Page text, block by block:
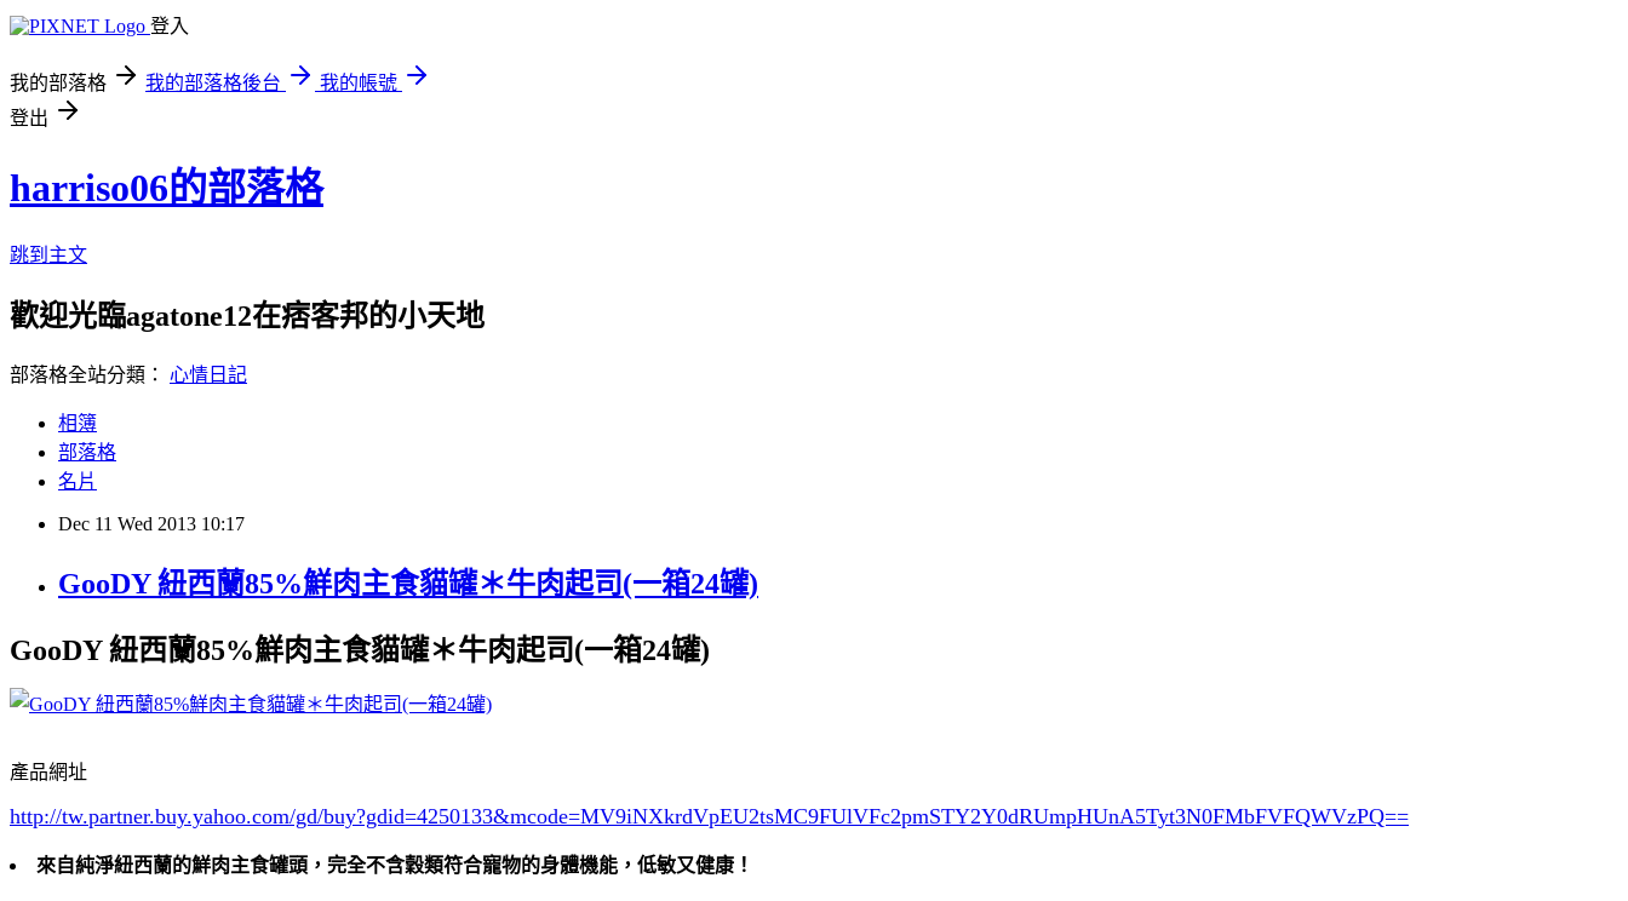
登入
我的部落格 我的部落格後台
我的帳號
登出
harriso06的部落格
跳到主文
歡迎光臨agatone12在痞客邦的小天地
部落格全站分類： 心情日記
相簿
部落格
名片
Dec 11 Wed 2013 10:17
GooDY 紐西蘭85%鮮肉主食貓罐＊牛肉起司(一箱24罐)
GooDY 紐西蘭85%鮮肉主食貓罐＊牛肉起司(一箱24罐)
產品網址
http://tw.partner.buy.yahoo.com/gd/buy?gdid=4250133&mcode=MV9iNXkrdVpEU2tsMC9FUlVFc2pmSTY2Y0dRUmpHUnA5Tyt3N0FMbFVFQWVzPQ==
來自純淨紐西蘭的鮮肉主食罐頭，完全不含穀類符合寵物的身體機能，低敏又健康！